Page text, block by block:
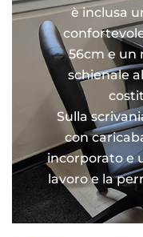
è inclusa
56cm e un
schienale
Sulla
con
incorporato e
lavoro e la